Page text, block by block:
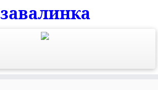
завалинка